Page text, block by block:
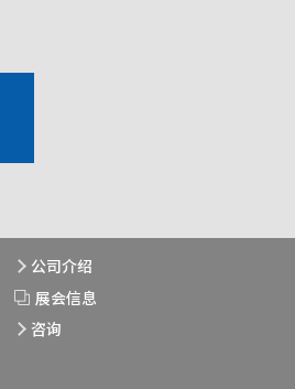
公司介绍
展会信息
咨询